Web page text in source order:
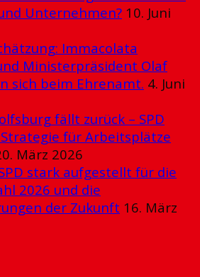
Unternehmen? 10. Juni
Immacolata
Ministerpräsident Olaf
sich beim Ehrenamt. 4. Juni
fällt zurück – SPD
für Arbeitsplätze
März 2026
stark aufgestellt für die
2026 und die
der Zukunft 16. März